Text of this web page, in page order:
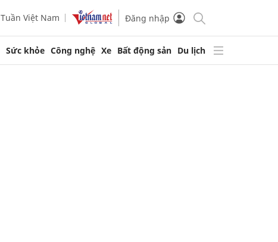
Tuần Việt Nam Đăng nhập
Sức khỏe Công nghệ Xe Bất động sản Du lịch